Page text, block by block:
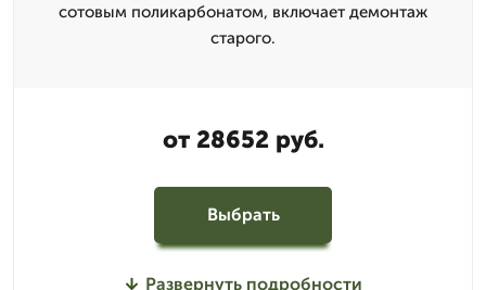
сотовым поликарбонатом, включает демонтаж
старого.
от 28652 руб.
Выбрать
Развернуть подробности